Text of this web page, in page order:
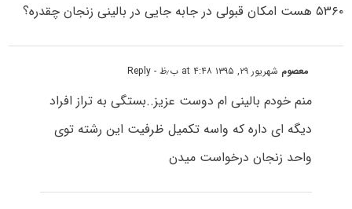
۵۳۶۰ هست امکان قبولی در جابه جایی در بالینی زنجان چقدره؟
معصوم شهریور ۲۹, ۱۳۹۵ at ۴:۴۸ ب٫ظ - Reply
منم خودم بالینی ام دوست عزیز..بستگی به تراز افراد
دیگه ای داره که واسه تکمیل ظرفیت این رشته توی
واحد زنجان درخواست میدن